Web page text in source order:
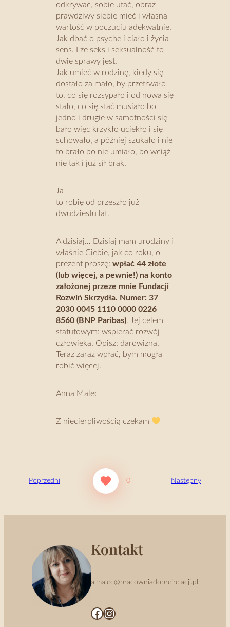
odkrywać, sobie ufać, obraz
prawdziwy siebie mieć i własną
wartość w poczuciu adekwatnie.
Jak dbać o psyche i ciało i życia
sens. I że seks i seksualność to
dwie sprawy jest.
Jak umieć w rodzinę, kiedy się
dostało za mało, by przetrwało
to, co się rozsypało i od nowa się
stało, co się stać musiało bo
jedno i drugie w samotności się
bało więc krzykło uciekło i się
schowało, a później szukało i nie
to brało bo nie umiało, bo wciąż
nie tak i już sił brak.
Ja
to robię od przeszło już
dwudziestu lat.
A dzisiaj… Dzisiaj mam urodziny i
właśnie Ciebie, jak co roku, o
prezent proszę: wpłać 44 złote
(lub więcej, a pewnie!) na konto
założonej przeze mnie Fundacji
Rozwiń Skrzydła. Numer: 37
2030 0045 1110 0000 0226
8560 (BNP Paribas). Jej celem
statutowym: wspierać rozwój
człowieka. Opisz: darowizna.
Teraz zaraz wpłać, bym mogła
robić więcej.
Anna Malec
Z niecierpliwością czekam
Poprzedni 0 Następny
Kontakt
a.malec@pracowniadobrejrelacji.pl
Facebook
Instagram